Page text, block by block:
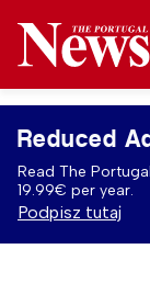
Reduced
Read The
19.99€ per year.
Podpisz tutaj